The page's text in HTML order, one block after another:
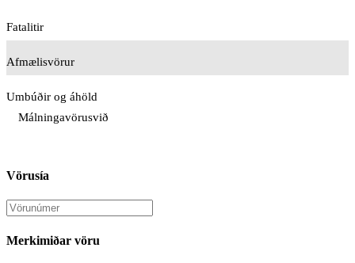
Fatalitir
Afmælisvörur
Umbúðir og áhöld
Málningavörusvið
Vörusía
Merkimiðar vöru